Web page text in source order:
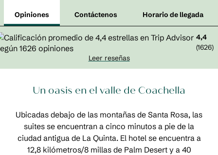
Opiniones Contáctenos
Horario de llegada
4,4
(1626)
Leer reseñas
Un oasis en el valle de Coachella
Ubicadas debajo de las montañas de Santa Rosa, las
suites se encuentran a cinco minutos a pie de la
ciudad antigua de La Quinta. El hotel se encuentra a
12,8 kilómetros/8 millas de Palm Desert y a 40